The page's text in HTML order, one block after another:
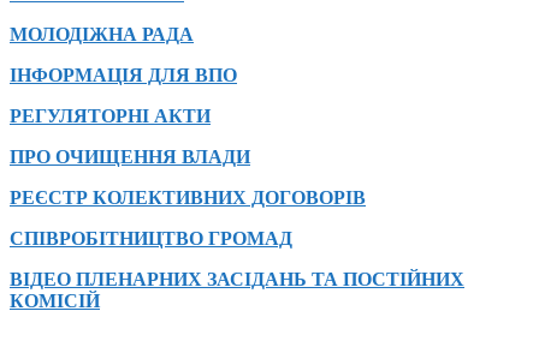
МОЛОДІЖНА РАДА
ІНФОРМАЦІЯ ДЛЯ ВПО
РЕГУЛЯТОРНІ АКТИ
ПРО ОЧИЩЕННЯ ВЛАДИ
РЕЄСТР КОЛЕКТИВНИХ ДОГОВОРІВ
СПІВРОБІТНИЦТВО ГРОМАД
ВІДЕО ПЛЕНАРНИХ ЗАСІДАНЬ ТА ПОСТІЙНИХ
КОМІСІЙ